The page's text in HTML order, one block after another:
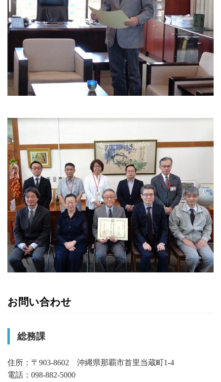
お問い合わせ
総務課
住所：〒903-8602 沖縄県那覇市首里当蔵町1-4
電話：098-882-5000